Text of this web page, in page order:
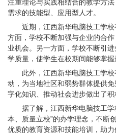
注重理论与实践相结合的教学方
需求的技能型、应用型人才。
近期，江西新华电脑技工学
方面，学校不断加强与企业的合
业机会。另一方面，学校不断引
学质量，使学生在校期间能够掌握
此外，江西新华电脑技工学
动，为当地社区和弱势群体提供
字化知识、推动社会进步做出了积
据了解，江西新华电脑技工
本、质量立校”的办学理念，不断
优质的教育资源和技能培训，助力